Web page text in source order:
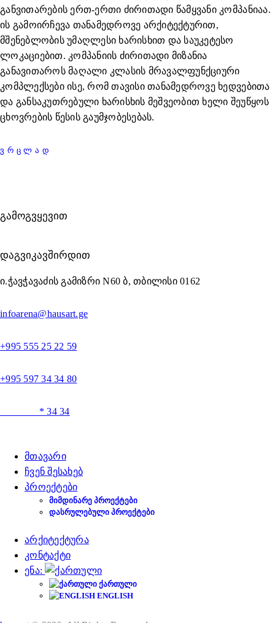
განვითარების ერთ-ერთი ძირითადი წამყვანი კომპანიაა.
ის გამოირჩევა თანამედროვე არქიტექტურით,
მშენებლობის უმაღლესი ხარისხით და საუკეტესო
ლოკაციებით. კომპანიის ძირითადი მიზანია
განავითაროს მაღალი კლასის მრავალფუნქციური
კომპლექსები ისე, რომ თავისი თანამედროვე ხედვებითა
და განსაკუთრებული ხარისხის მეშვეობით ხელი შეუწყოს
ცხოვრების წესის გაუმჯობესებას.
ᲕᲠᲪᲚᲐᲓ
ᲒᲐᲛᲝᲒᲕᲧᲔᲕᲘᲗ
ᲓᲐᲒᲕᲘᲙᲐᲕᲨᲘᲠᲓᲘᲗ
ი.ჭავჭავაძის გამიზრი N60 ბ, თბილისი 0162
infoarena@hausart.ge
+995 555 25 22 59
+995 597 34 34 80
* 34 34
მთავარი
ჩვენ შესახებ
პროექტები
ᲛᲘᲛᲓᲘᲜᲐᲠᲔ ᲞᲠᲝᲔᲥᲢᲔᲑᲘ
ᲓᲐᲡᲠᲣᲚᲔᲑᲣᲚᲘ ᲞᲠᲝᲔᲥᲢᲔᲑᲘ
არქიტექტურა
კონტაქტი
ენა:
ᲥᲐᲠᲗᲣᲚᲘ
ENGLISH